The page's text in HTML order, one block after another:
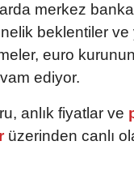
merkez
beklentiler ve
euro
ediyor.
anlık fiyatlar ve
üzerinden canlı